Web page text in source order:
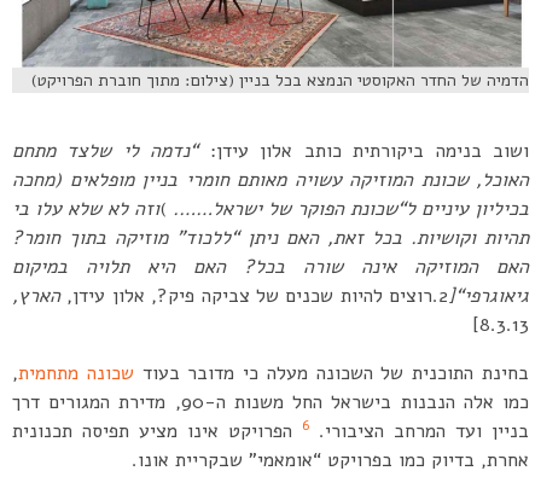
הדמיה של החדר האקוסטי הנמצא בכל בניין (צילום: מתוך חוברת הפרויקט)
ושוב בנימה ביקורתית כותב אלון עידן:“נדמה לי שלצד מתחם
האוכל,שכונת המוזיקה עשויה מאותם חומרי בניין מופלאים (מחכה
בכיליון עיניים ל“שכונת הפוקר של ישראל…….
)וזה לא שלא עלו בי
תהיות וקושיות. בכל זאת,האם ניתן“ללכוד”מוזיקה בתוך חומר?
האם המוזיקה אינה שורה בכל?האם היא תלויה במיקום
גיאוגרפי“[2.רוצים להיות שכנים של צביקה פיק?, אלון עידן,
הארץ,
8.3.13]
בחינת התוכנית של השכונה מעלה כי מדובר בעוד שכונה מתחמית,
כמו אלה הנבנות בישראל החל משנות ה-90, מדירת המגורים דרך
בניין ועד המרחב הציבורי. 6
הפרויקט אינו מציע תפיסה תכנונית
אחרת, בדיוק כמו בפרויקט “אומאמי” שבקריית אונו.